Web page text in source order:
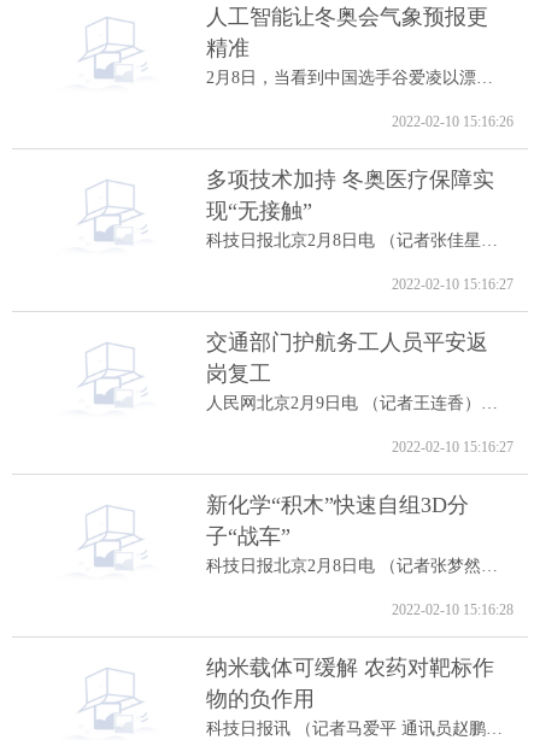
人工智能让冬奥会气象预报更
精准
2022-02-10 15:16:26
多项技术加持 冬奥医疗保障实
现“无接触”
2022-02-10 15:16:27
交通部门护航务工人员平安返
岗复工
2022-02-10 15:16:27
新化学“积木”快速自组3D分
子“战车”
2022-02-10 15:16:28
纳米载体可缓解 农药对靶标作
物的负作用